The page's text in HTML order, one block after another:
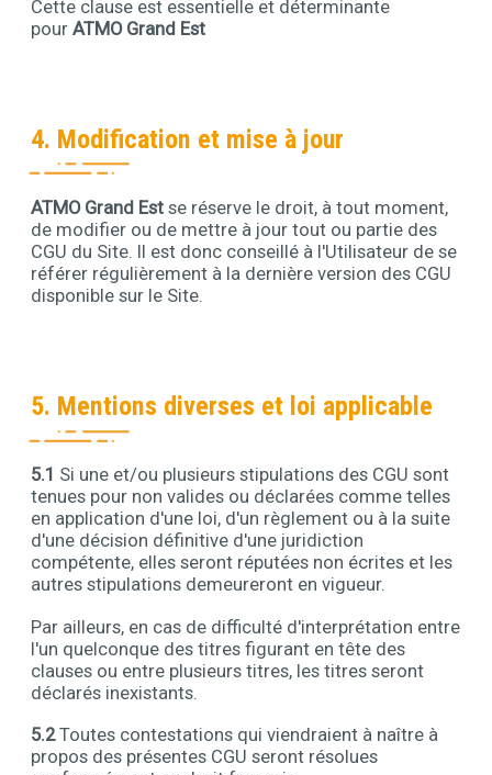
Cette clause est essentielle et déterminante
pour ATMO Grand Est
4. Modification et mise à jour
Contenu
ATMO Grand Est se réserve le droit, à tout moment,
de modifier ou de mettre à jour tout ou partie des
CGU du Site. Il est donc conseillé à l'Utilisateur de se
référer régulièrement à la dernière version des CGU
disponible sur le Site.
5. Mentions diverses et loi applicable
Contenu
5.1 Si une et/ou plusieurs stipulations des CGU sont
tenues pour non valides ou déclarées comme telles
en application d'une loi, d'un règlement ou à la suite
d'une décision définitive d'une juridiction
compétente, elles seront réputées non écrites et les
autres stipulations demeureront en vigueur.
Par ailleurs, en cas de difficulté d'interprétation entre
l'un quelconque des titres figurant en tête des
clauses ou entre plusieurs titres, les titres seront
déclarés inexistants.
5.2Toutes contestations qui viendraient à naître à
propos des présentes CGU seront résolues